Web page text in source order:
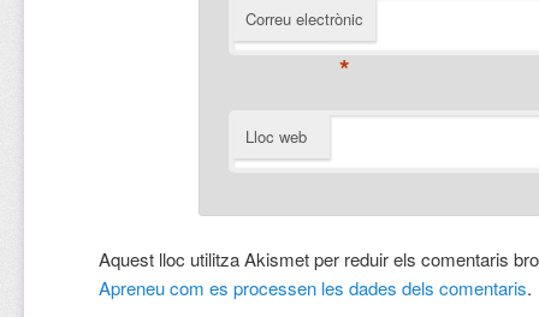
Correu electrònic
*
Lloc web
Aquest lloc utilitza Akismet per reduir els comentaris
Apreneu com es processen les dades dels comentaris.